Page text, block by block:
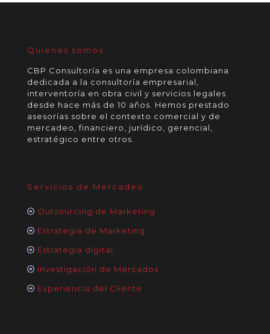
Quienes somos
CBP Consultoría es una empresa colombiana
dedicada a la consultoría empresarial,
interventoría en obra civil y servicios legales
desde hace más de 10 años. Hemos prestado
asesorías sobre el contexto comercial y de
mercadeo, financiero, jurídico, gerencial,
estratégico entre otros.
Servicios de Mercadeo
Outsourcing de Marketing
Estrategia de Marketing
Estrategia digital
Investigación de Mercados
Experiencia del Cliente